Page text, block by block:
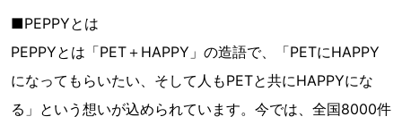
■PEPPYとは
PEPPYとは「PET＋HAPPY」の造語で、「PETにHAPPY
になってもらいたい、そして人もPETと共にHAPPYにな
る」という想いが込められています。今では、全国8000件